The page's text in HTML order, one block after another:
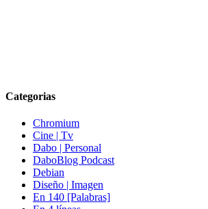
Categorias
Chromium
Cine | Tv
Dabo | Personal
DaboBlog Podcast
Debian
Diseño | Imagen
En 140 [Palabras]